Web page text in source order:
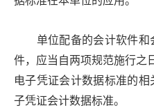
单位配备的会计软件和
件，应当自两项规范施行之
电子凭证会计数据标准的
子凭证会计数据标准。